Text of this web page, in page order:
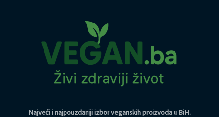
Najveći i najpouzdaniji izbor veganskih proizvoda u BiH.